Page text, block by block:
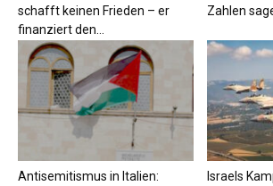
schafft keinen Frieden – er
finanziert den...
Zahlen
Antisemitismus in Italien:
Israels